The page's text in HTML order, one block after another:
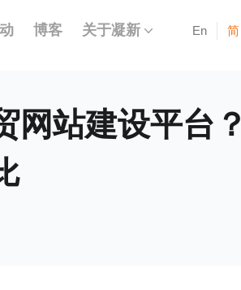
博客 关于凝新 En 简
网站建设平台？